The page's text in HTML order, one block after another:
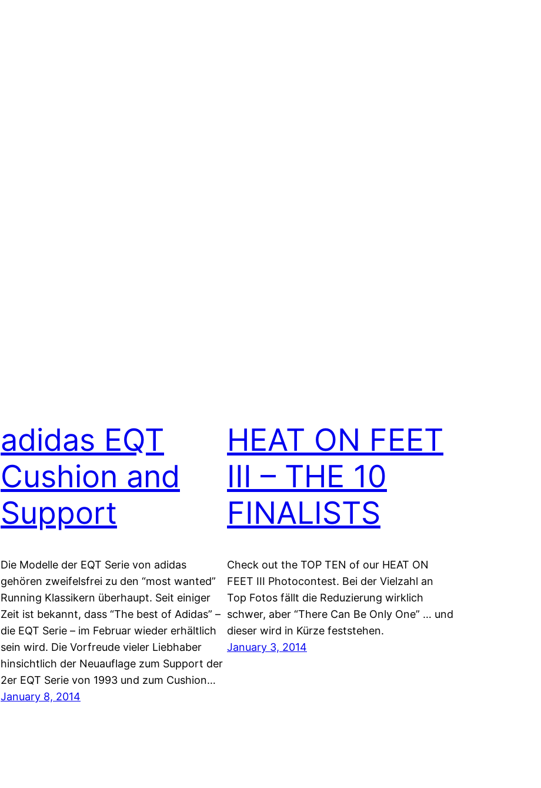
adidas EQT
Cushion and
Support
Die Modelle der EQT Serie von adidas
gehören zweifelsfrei zu den “most wanted”
Running Klassikern überhaupt. Seit einiger
Zeit ist bekannt, dass “The best of Adidas” –
die EQT Serie – im Februar wieder erhältlich
sein wird. Die Vorfreude vieler Liebhaber
hinsichtlich der Neuauflage zum Support der
2er EQT Serie von 1993 und zum Cushion…
January 8, 2014
HEAT ON FEET
III – THE 10
FINALISTS
Check out the TOP TEN of our HEAT ON
FEET III Photocontest. Bei der Vielzahl an
Top Fotos fällt die Reduzierung wirklich
schwer, aber “There Can Be Only One” … und
dieser wird in Kürze feststehen.
January 3, 2014